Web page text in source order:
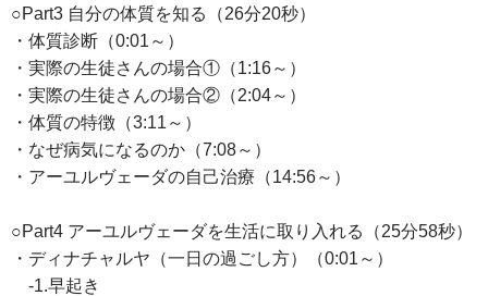
○Part3 自分の体質を知る（26分20秒）
・体質診断（0:01～）
・実際の生徒さんの場合①（1:16～）
・実際の生徒さんの場合②（2:04～）
・体質の特徴（3:11～）
・なぜ病気になるのか（7:08～）
・アーユルヴェーダの自己治療（14:56～）
○Part4 アーユルヴェーダを生活に取り入れる（25分58秒）
・ディナチャルヤ（一日の過ごし方）（0:01～）
-1.早起き